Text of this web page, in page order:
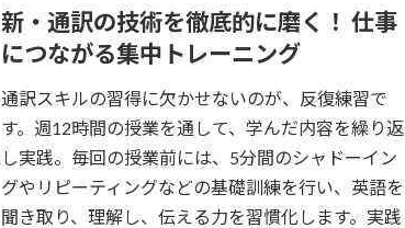
新・通訳の技術を徹底的に磨く！ 仕事
につながる集中トレーニング
通訳スキルの習得に欠かせないのが、反復練習で
す。週12時間の授業を通して、学んだ内容を繰り返
し実践。毎回の授業前には、5分間のシャドーイン
グやリピーティングなどの基礎訓練を行い、英語を
聞き取り、理解し、伝える力を習慣化します。実践